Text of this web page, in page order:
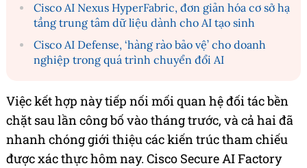
Cisco AI Nexus HyperFabric, đơn giản hóa cơ sở hạ
tầng trung tâm dữ liệu dành cho AI tạo sinh
Cisco AI Defense, ‘hàng rào bảo vệ’ cho doanh
nghiệp trong quá trình chuyển đổi AI
Việc kết hợp này tiếp nối mối quan hệ đối tác bền
chặt sau lần công bố vào tháng trước, và cả hai đã
nhanh chóng giới thiệu các kiến trúc tham chiếu
được xác thực hôm nay. Cisco Secure AI Factory